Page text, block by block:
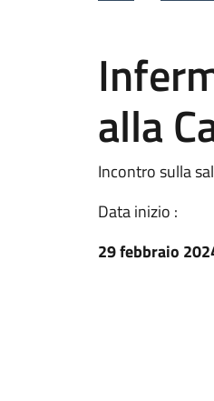
alla
Incontro sulla
Data inizio :
29 febbraio